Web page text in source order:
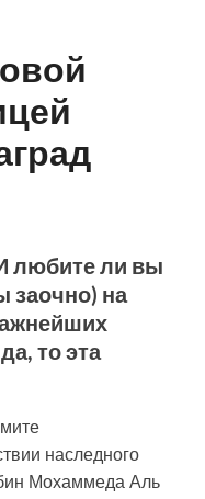
любите ли вы
заочно) на
то эта
наследного
Мохаммеда Аль